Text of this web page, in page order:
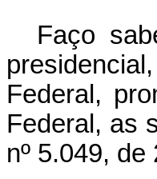
Faço
Federal,
Federal, as
nº 5.049,